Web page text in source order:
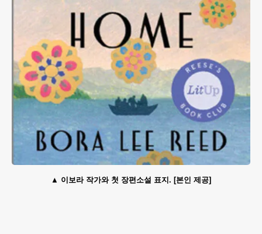
이보라 작가와 첫 장편소설 표지. [본인 제공]